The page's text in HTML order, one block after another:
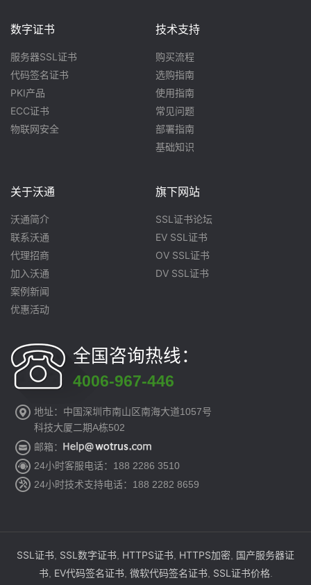
数字证书
服务器SSL证书
代码签名证书
PKI产品
ECC证书
物联网安全
技术支持
购买流程
选购指南
使用指南
常见问题
部署指南
基础知识
关于沃通
沃通简介
联系沃通
代理招商
加入沃通
案例新闻
优惠活动
旗下网站
SSL证书论坛
EV SSL证书
OV SSL证书
DV SSL证书
全国咨询热线：
4006-967-446
地址：中国深圳市南山区南海大道1057号
科技大厦二期A栋502
邮箱：
24小时客服电话：188 2286 3510
24小时技术支持电话：188 2282 8659
SSL证书 SSL数字证书 HTTPS证书 HTTPS加密 国产服务器证
书, EV代码签名证书, 微软代码签名证书, SSL证书价格.